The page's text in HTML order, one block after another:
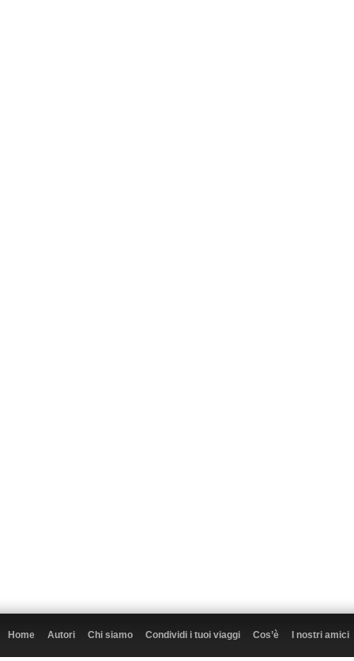
Home Autori Chi siamo Condividi i tuoi viaggi Cos’è I nostri amici